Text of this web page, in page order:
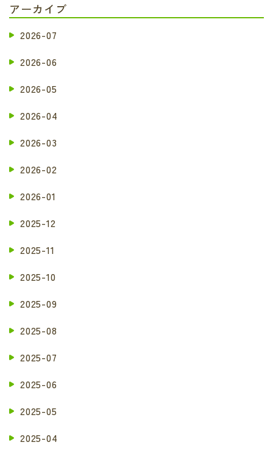
アーカイブ
2026-07
2026-06
2026-05
2026-04
2026-03
2026-02
2026-01
2025-12
2025-11
2025-10
2025-09
2025-08
2025-07
2025-06
2025-05
2025-04